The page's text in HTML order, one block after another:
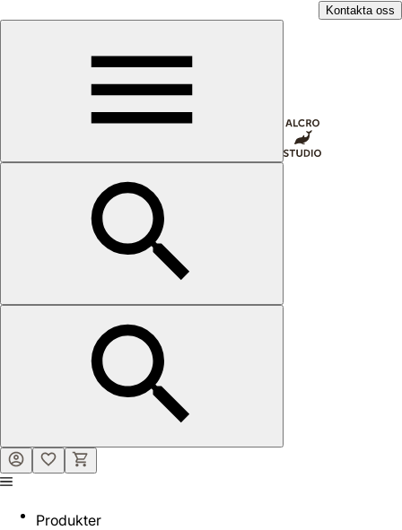
Kontakta oss
Produkter